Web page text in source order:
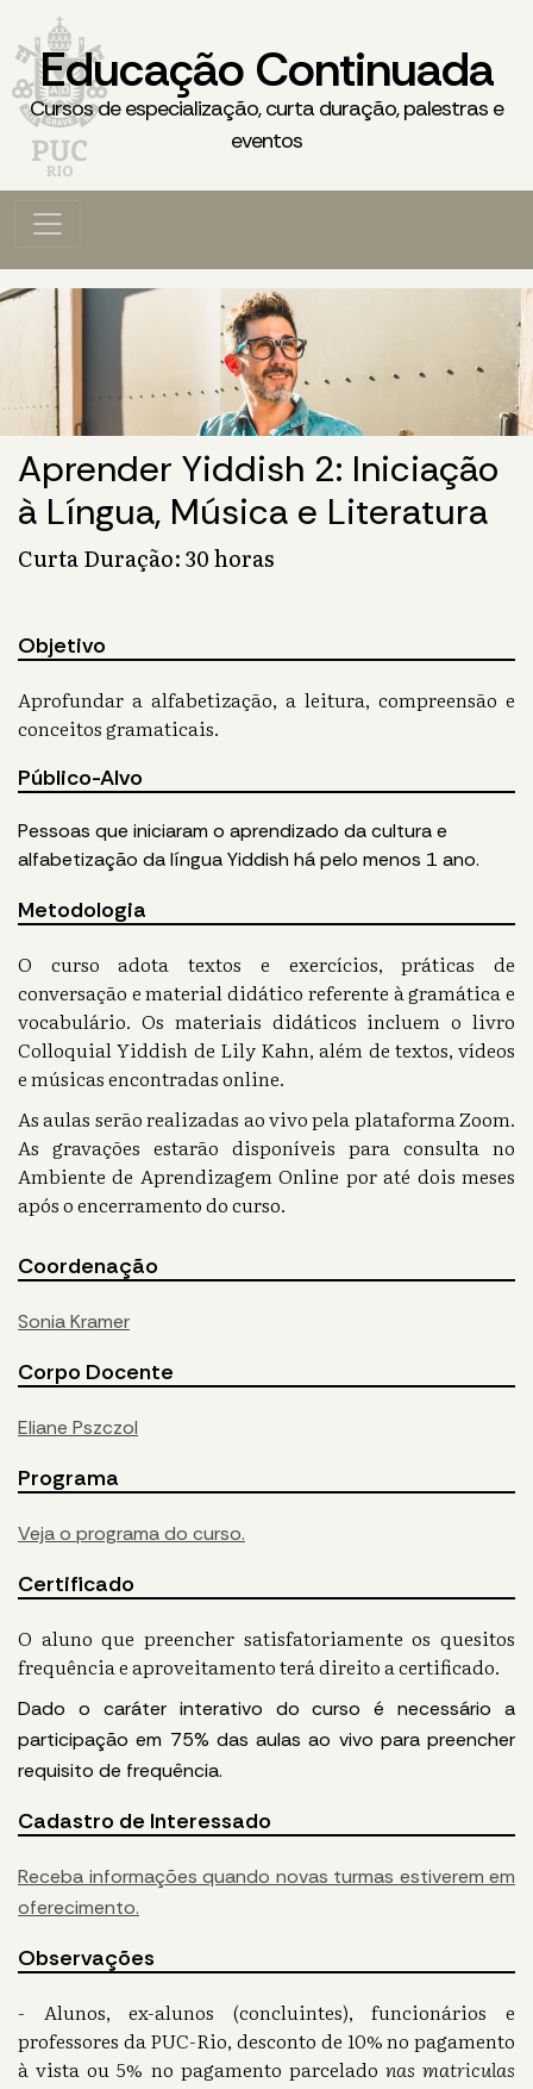
Educação Continuada
Cursos de especialização, curta duração, palestras e
eventos
Aprender Yiddish 2: Iniciação
à Língua, Música e Literatura
Curta Duração: 30 horas
Objetivo
Aprofundar a alfabetização, a leitura, compreensão e
conceitos gramaticais.
Público-Alvo
Pessoas que iniciaram o aprendizado da cultura e
alfabetização da língua Yiddish há pelo menos 1 ano.
Metodologia
O curso adota textos e exercícios, práticas de
conversação e material didático referente à gramática e
vocabulário. Os materiais didáticos incluem o livro
Colloquial Yiddish de Lily Kahn, além de textos, vídeos
e músicas encontradas online.
As aulas serão realizadas ao vivo pela plataforma Zoom.
As gravações estarão disponíveis para consulta no
Ambiente de Aprendizagem Online por até dois meses
após o encerramento do curso.
Coordenação
Sonia Kramer
Corpo Docente
Eliane Pszczol
Programa
Veja o programa do curso.
Certificado
O aluno que preencher satisfatoriamente os quesitos
frequência e aproveitamento terá direito a certificado.
Dado o caráter interativo do curso é necessário a
participação em 75% das aulas ao vivo para preencher
requisito de frequência.
Cadastro de Interessado
Receba informações quando novas turmas estiverem em
oferecimento.
Observações
- Alunos, ex-alunos (concluintes), funcionários e
professores da PUC-Rio, desconto de 10% no pagamento
à vista ou 5% no pagamento parcelado nas matriculas